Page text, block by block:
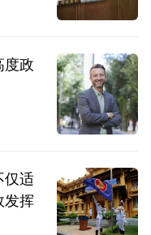
度政
仅适
发挥